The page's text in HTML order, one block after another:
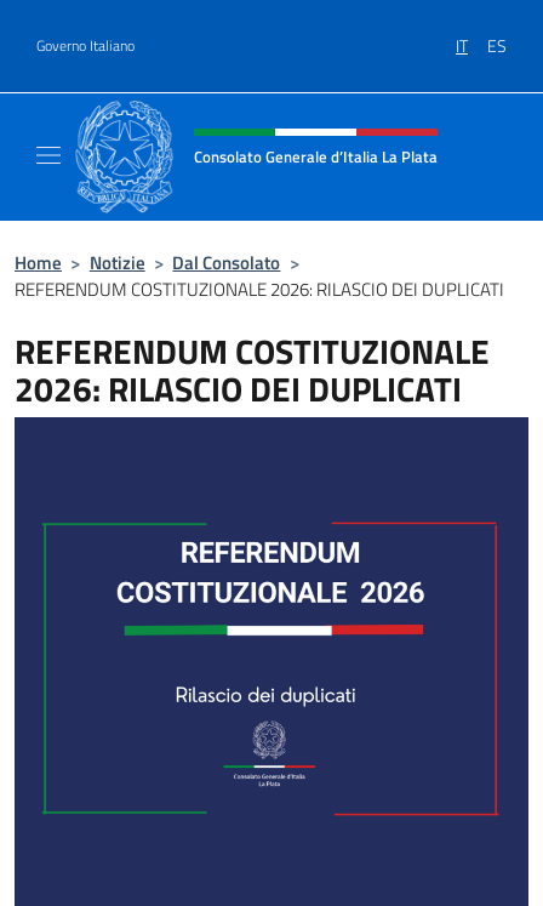
Governo Italiano IT ES
Intestazione sito, social e menù
Consolato Generale d’Italia La Plata
Home > Notizie > Dal Consolato >
REFERENDUM COSTITUZIONALE 2026: RILASCIO DEI DUPLICATI
REFERENDUM COSTITUZIONALE
2026: RILASCIO DEI DUPLICATI